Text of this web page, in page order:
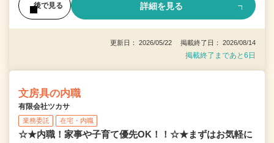
後で見る 詳細を見る
更新日： 2026/05/22 掲載終了日： 2026/08/14
掲載終了まであと6日
文房具の内職
有限会社ツカサ
業務委託 在宅・内職
☆★内職！家事や子育て優先OK！！☆★まずはお気軽に